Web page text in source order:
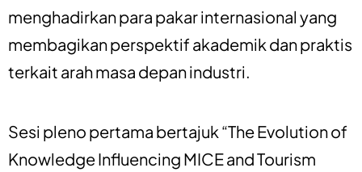
menghadirkan para pakar internasional yang
membagikan perspektif akademik dan praktis
terkait arah masa depan industri.
Sesi pleno pertama bertajuk “The Evolution of
Knowledge Influencing MICE and Tourism